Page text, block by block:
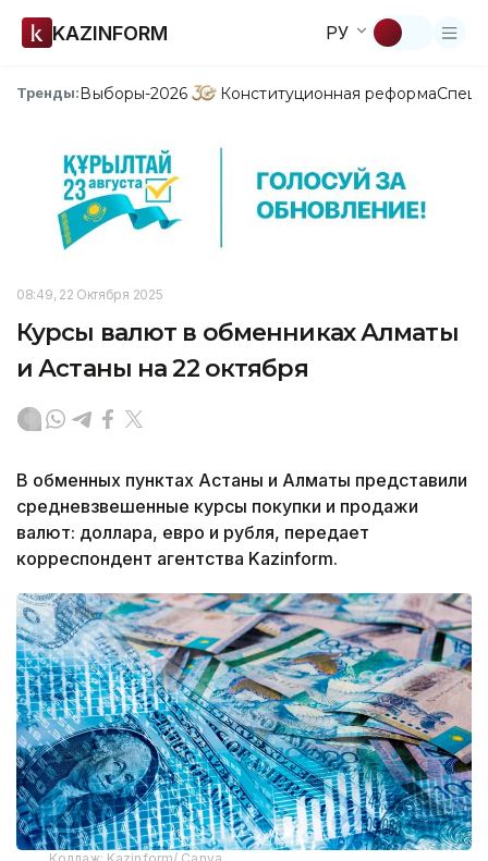
KAZINFORM РУ
Тренды:Выборы-2026 Конституционная реформа
08:49, 22 Октября 2025
Курсы валют в обменниках Алматы
и Астаны на 22 октября
В обменных пунктах Астаны и Алматы представили
средневзвешенные курсы покупки и продажи
валют: доллара, евро и рубля, передает
корреспондент агентства Kazinform.